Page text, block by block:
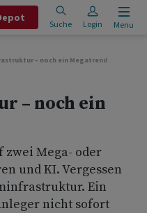
Suche Login Menu
– noch ein Megatrend
– noch ein
zwei Mega- oder
und KI. Vergessen
Ein
nicht sofort